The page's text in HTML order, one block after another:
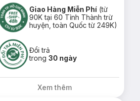
Giao Hàng Miễn Phí (từ
90K tại 60 Tỉnh Thành trừ
huyện, toàn Quốc từ 249K)
Đổi trả
trong30 ngày
Xem thêm